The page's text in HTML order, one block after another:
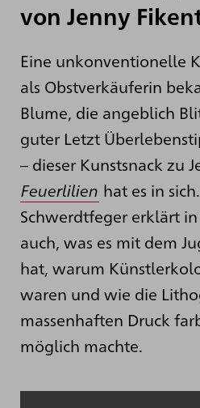
von Jenny
Eine unkonventionelle
als Obstverkäuferin
Blume, die angeblich
guter Letzt
– dieser Kunstsnack zu
Feuerlilien hat es in
Schwerdtfeger erklärt in
auch, was es mit dem
hat, warum
waren und wie die
massenhaften Druck
möglich machte.